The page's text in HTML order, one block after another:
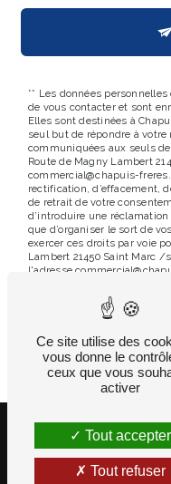
** Les données
de vous contacter et sont
Elles sont destinées à
seul but de répondre à
communiquées aux seuls
Route de Magny Lambert
commercial@chapuis-
rectification, d’effacement,
de retrait de votre
d’introduire une
que d’organiser le sort de
exercer ces droits par voie
Lambert 21450 Saint Marc /
l'adresse
pourra vous être demandé.
période de prise de
légale aux fins probatoires
droit de vous inscrire sur
téléphonique, disponible à
site cnil.fr pour plus
Ce site utilise des
vous donne le
ceux que vous
activer
Tout accepter
Tout refuser